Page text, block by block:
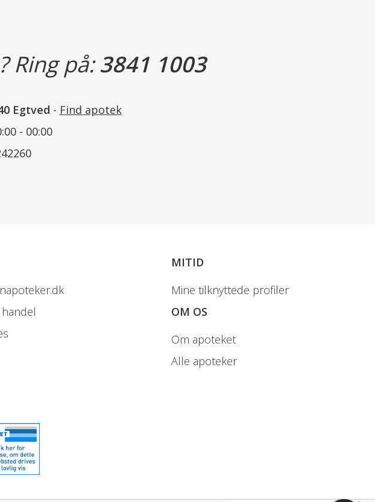
Mineral (calciumcarbonat), maltodextrin, fyldemiddel (mikrokrystallinsk
magnesiumsalte af fedtsyrer, stearinsyre),
(siliciumdioxid).
for voksne samt børn fra 11 år og
for små børns rækkevidde. Opbevares tørt ved stuetemperatur og
som
kosttilskud.
Ring på:3841 1003
Egtved - Find apotek
- 00:00
MITID
Mine tilknyttede profiler
OM OS
Om apoteket
Alle apoteker